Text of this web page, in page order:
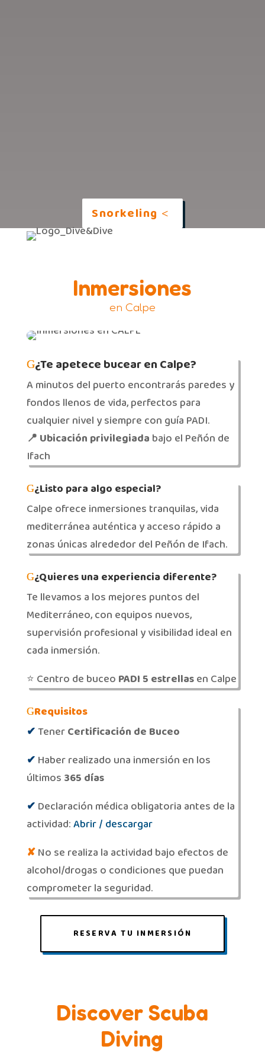
Snorkeling
Inmersiones
en Calpe
¿Te apetece bucear en Calpe?
A minutos del puerto encontrarás paredes y
fondos llenos de vida, perfectos para
cualquier nivel y siempre con guía PADI.
📍 Ubicación privilegiada bajo el Peñón de
Ifach
¿Listo para algo especial?
Calpe ofrece inmersiones tranquilas, vida
mediterránea auténtica y acceso rápido a
zonas únicas alrededor del Peñón de Ifach.
¿Quieres una experiencia diferente?
Te llevamos a los mejores puntos del
Mediterráneo, con equipos nuevos,
supervisión profesional y visibilidad ideal en
cada inmersión.
⭐ Centro de buceo PADI 5 estrellasen Calpe
Requisitos
✔TenerCertificación de Buceo
✔ Haber realizado una inmersión en los
últimos 365 días
✔ Declaración médica obligatoria antes de la
actividad:Abrir / descargar
✘No se realiza la actividad bajo efectos de
alcohol/drogas o condiciones que puedan
comprometer la seguridad.
RESERVA TU INMERSIÓN
Discover Scuba
Diving